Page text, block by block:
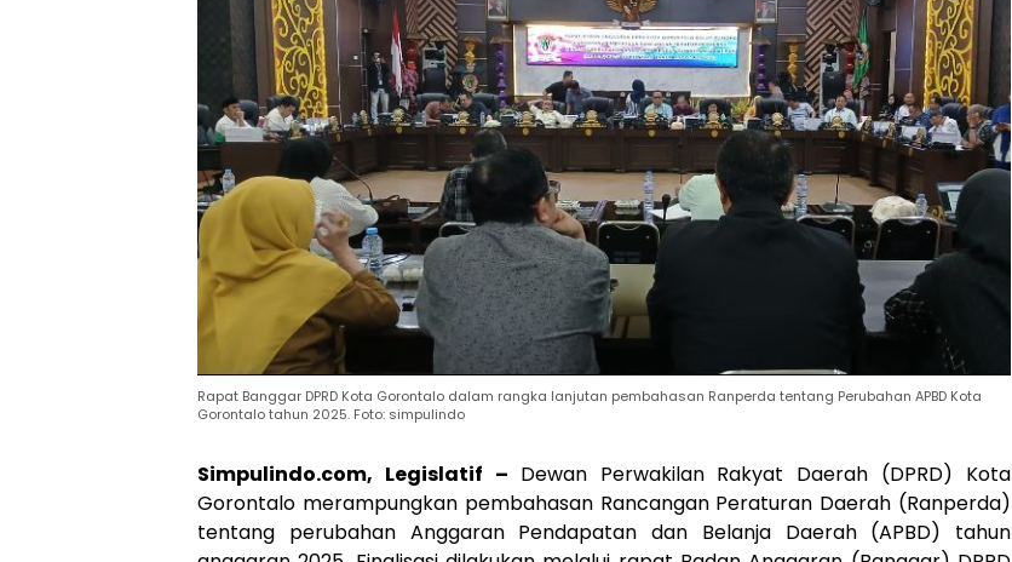
Rapat Banggar DPRD Kota Gorontalo dalam rangka lanjutan pembahasan Ranperda tentang Perubahan APBD Kota
Gorontalo tahun 2025. Foto: simpulindo
Simpulindo.com, Legislatif – Dewan Perwakilan Rakyat Daerah (DPRD) Kota
Gorontalo merampungkan pembahasan Rancangan Peraturan Daerah (Ranperda)
tentang perubahan Anggaran Pendapatan dan Belanja Daerah (APBD) tahun